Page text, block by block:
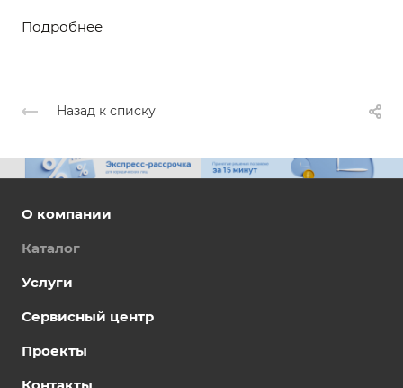
Подробнее
Назад к списку
О компании
Каталог
Услуги
Сервисный центр
Проекты